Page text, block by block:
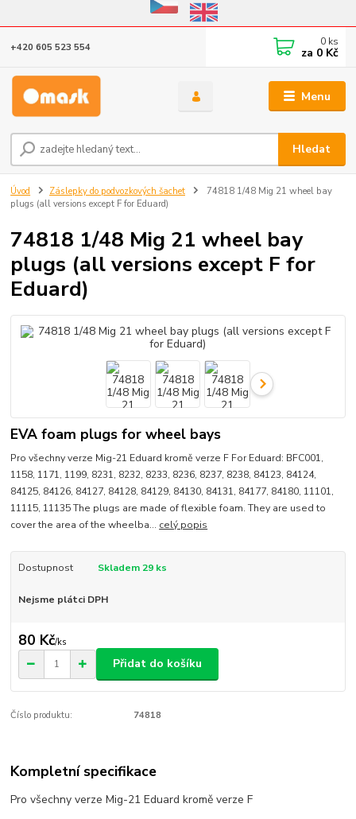
Eshop v provozu do 31.10.2026
Menu
Hledat
+420 605 523 554 0 ks
za 0 Kč
Úvod Záslepky do podvozkových šachet
74818 1/48 Mig 21 wheel bay
plugs (all versions except F for Eduard)
74818 1/48 Mig 21 wheel bay
plugs (all versions except F for
Eduard)
EVA foam plugs for wheel bays
Pro všechny verze Mig-21 Eduard kromě verze F For Eduard: BFC001,
1158, 1171, 1199, 8231, 8232, 8233, 8236, 8237, 8238, 84123, 84124,
84125, 84126, 84127, 84128, 84129, 84130, 84131, 84177, 84180, 11101,
11115, 11135 The plugs are made of flexible foam. They are used to
cover the area of the wheelba... celý popis
Dostupnost Skladem 29 ks
Nejsme plátci DPH
80 Kč/ks
Přidat do košíku
Číslo produktu: 74818
Kompletní specifikace
Pro všechny verze Mig-21 Eduard kromě verze F